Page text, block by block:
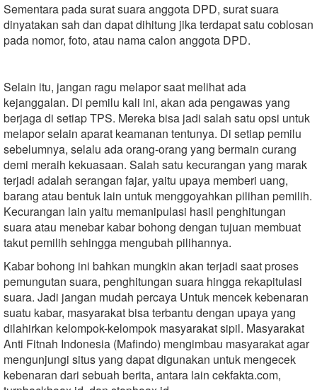
Sementara pada surat suara anggota DPD, surat suara
dinyatakan sah dan dapat dihitung jika terdapat satu coblosan
pada nomor, foto, atau nama calon anggota DPD.
Selain itu, jangan ragu melapor saat melihat ada
kejanggalan. Di pemilu kali ini, akan ada pengawas yang
berjaga di setiap TPS. Mereka bisa jadi salah satu opsi untuk
melapor selain aparat keamanan tentunya. Di setiap pemilu
sebelumnya, selalu ada orang-orang yang bermain curang
demi meraih kekuasaan. Salah satu kecurangan yang marak
terjadi adalah serangan fajar, yaitu upaya memberi uang,
barang atau bentuk lain untuk menggoyahkan pilihan pemilih.
Kecurangan lain yaitu memanipulasi hasil penghitungan
suara atau menebar kabar bohong dengan tujuan membuat
takut pemilih sehingga mengubah pilihannya.
Kabar bohong ini bahkan mungkin akan terjadi saat proses
pemungutan suara, penghitungan suara hingga rekapitulasi
suara. Jadi jangan mudah percaya Untuk mencek kebenaran
suatu kabar, masyarakat bisa terbantu dengan upaya yang
dilahirkan kelompok-kelompok masyarakat sipil. Masyarakat
Anti Fitnah Indonesia (Mafindo) mengimbau masyarakat agar
mengunjungi situs yang dapat digunakan untuk mengecek
kebenaran dari sebuah berita, antara lain cekfakta.com,